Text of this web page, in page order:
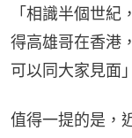
「相識半個世
得高雄哥在香港
可以同大家見面
值得一提的是，